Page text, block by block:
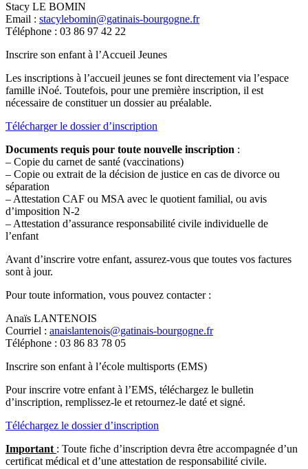
Stacy LE BOMIN
Email : stacylebomin@gatinais-bourgogne.fr
Téléphone : 03 86 97 42 22
Inscrire son enfant à l’Accueil Jeunes
Les inscriptions à l’accueil jeunes se font directement via l’espace
famille iNoé. Toutefois, pour une première inscription, il est
nécessaire de constituer un dossier au préalable.
Télécharger le dossier d’inscription
Documents requis pour toute nouvelle inscription :
– Copie du carnet de santé (vaccinations)
– Copie ou extrait de la décision de justice en cas de divorce ou
séparation
– Attestation CAF ou MSA avec le quotient familial, ou avis
d’imposition N-2
– Attestation d’assurance responsabilité civile individuelle de
l’enfant
Avant d’inscrire votre enfant, assurez-vous que toutes vos factures
sont à jour.
Pour toute information, vous pouvez contacter :
Anaïs LANTENOIS
Courriel : anaislantenois@gatinais-bourgogne.fr
Téléphone : 03 86 83 78 05
Inscrire son enfant à l’école multisports (EMS)
Pour inscrire votre enfant à l’EMS, téléchargez le bulletin
d’inscription, remplissez-le et retournez-le daté et signé.
Téléchargez le dossier d’inscription
Important : Toute fiche d’inscription devra être accompagnée d’un
certificat médical et d’une attestation de responsabilité civile.